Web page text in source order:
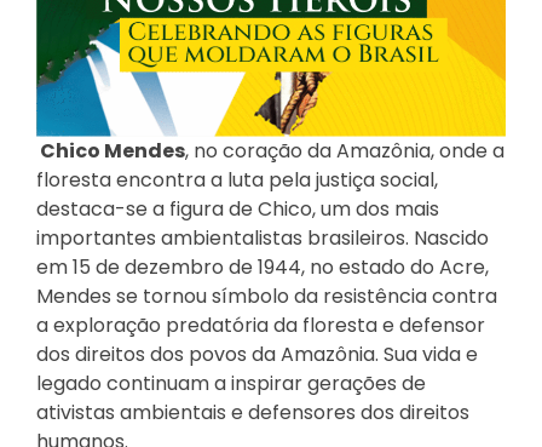
Chico Mendes, no coração da Amazônia, onde a
floresta encontra a luta pela justiça social,
destaca-se a figura de Chico, um dos mais
importantes ambientalistas brasileiros. Nascido
em 15 de dezembro de 1944, no estado do Acre,
Mendes se tornou símbolo da resistência contra
a exploração predatória da floresta e defensor
dos direitos dos povos da Amazônia. Sua vida e
legado continuam a inspirar gerações de
ativistas ambientais e defensores dos direitos